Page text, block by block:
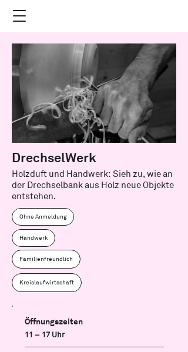
DrechselWerk
Holzduft und Handwerk: Sieh zu, wie an
der Drechselbank aus Holz neue Objekte
entstehen.
Ohne Anmeldung
Handwerk
Familienfreundlich
Kreislaufwirtschaft
Öffnungszeiten
11 – 17 Uhr